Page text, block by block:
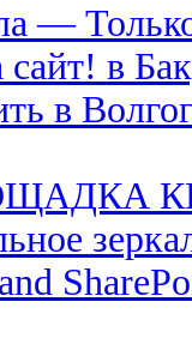
—
в
в
and